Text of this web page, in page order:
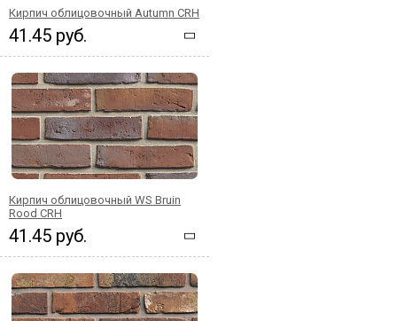
Кирпич облицовочный Autumn CRH
41.45 руб.
Кирпич облицовочный WS Bruin
Rood CRH
41.45 руб.